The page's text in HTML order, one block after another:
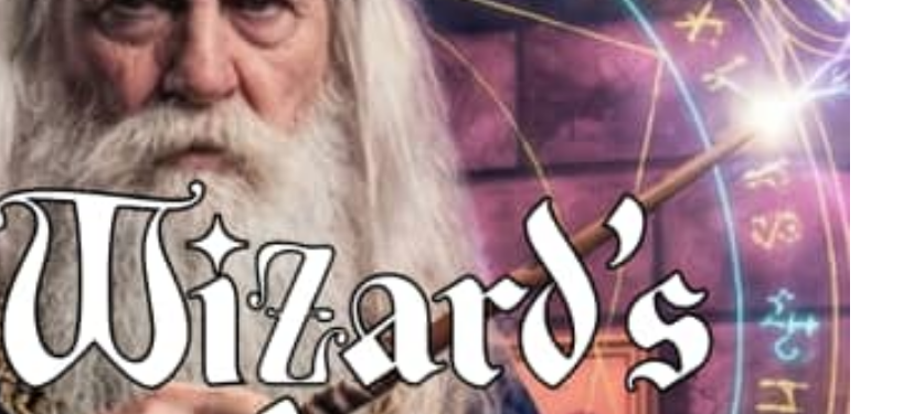
recorridos por la ciudad
conciertos
restaurantes
cine